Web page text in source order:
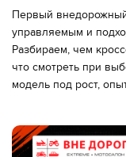
Первый
управляемым и
Разбираем, чем
что смотреть при
модель под рост,